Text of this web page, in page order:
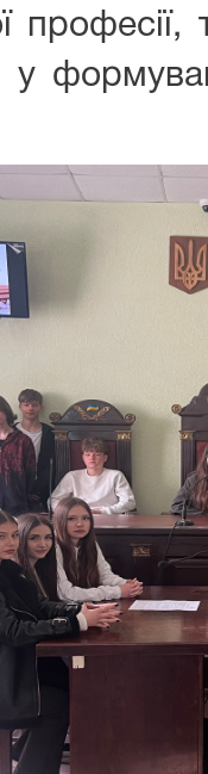
професії,